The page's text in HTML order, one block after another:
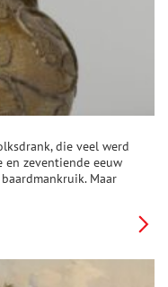
die veel werd
en zeventiende eeuw
Maar